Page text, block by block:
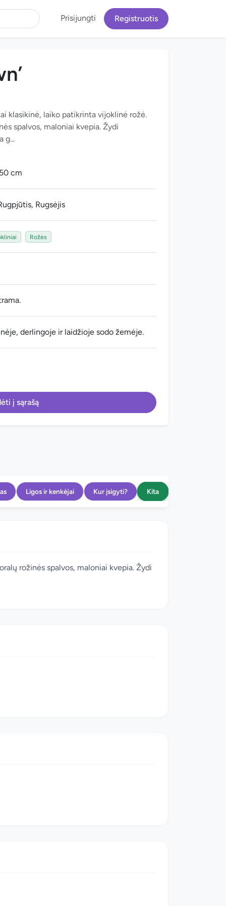
Prisijungti Registruotis
klasikinė, laiko patikrinta vijoklinė rožė.
spalvos, maloniai kvepia. Žydi
g...
cm
Rugsėjis
Rožės
derlingoje ir laidžioje sodo žemėje.
į sąrašą
Ligos ir kenkėjai Kur įsigyti? Kita
rožinės spalvos, maloniai kvepia. Žydi